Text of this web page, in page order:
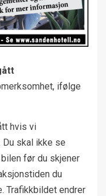
ifølge
hvis vi
skal ikke se
før du skjener
du
Trafikkbildet endrer